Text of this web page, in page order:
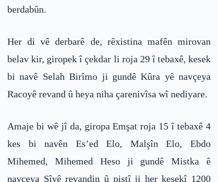
berdabûn.
Her di vê derbarê de, rêxistina mafên mirovan
belav kir, giropek î çekdar li roja 29 î tebaxê, kesek
bi navê Selah Birîmo ji gundê Kûra yê navçeya
Racoyê revand û heya niha çarenivîsa wî nediyare.
Amaje bi wê jî da, giropa Emşat roja 15 î tebaxê 4
kes bi navên Es’ed Elo, Malşîn Elo, Ebdo
Mihemed, Mihemed Heso ji gundê Mistka ê
navçeya Şîyê revandin û piştî ji her kesekî 1200